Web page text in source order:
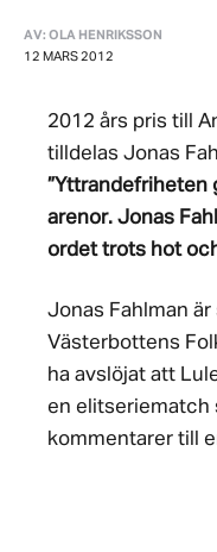
AV: OLA HENRIKSSON
12 MARS 2012
2012 års pris till
tilldelas Jonas
”Yttrandefriheten
arenor. Jonas
ordet trots hot
Jonas Fahlman
Västerbottens
ha avslöjat att
en elitseriematch
kommentarer till